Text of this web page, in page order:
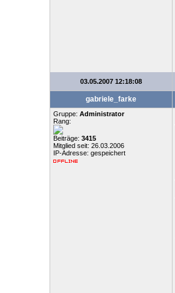
03.05.2007 12:18:08
gabriele_farke
Gruppe: Administrator
Rang:
Beiträge: 3415
Mitglied seit: 26.03.2006
IP-Adresse: gespeichert